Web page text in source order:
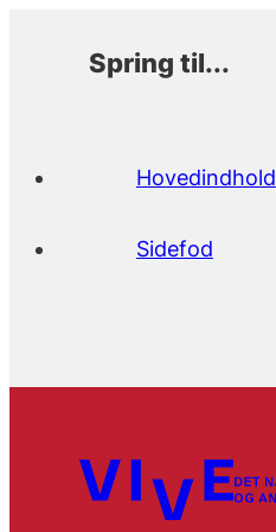
Spring til...
Hovedindhold
Sidefod